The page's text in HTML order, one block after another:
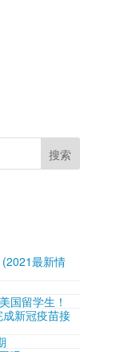
最新情
国留学生！
新冠疫苗接